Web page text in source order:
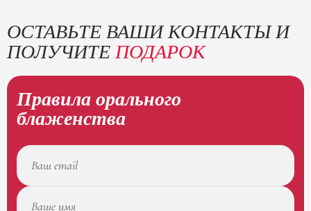
ОСТАВЬТЕ ВАШИ КОНТАКТЫ И
ПОЛУЧИТЕ ПОДАРОК
Правила орального
блаженства